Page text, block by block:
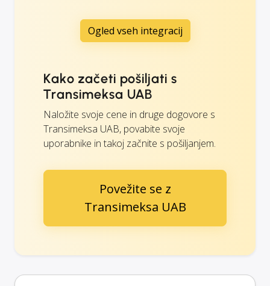
Ogled vseh integracij
Kako začeti pošiljati s
Transimeksa UAB
Naložite svoje cene in druge dogovore s
Transimeksa UAB, povabite svoje
uporabnike in takoj začnite s pošiljanjem.
Povežite se z
Transimeksa UAB